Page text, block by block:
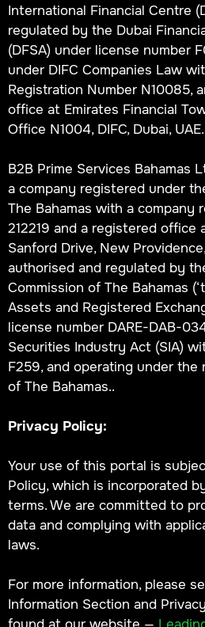
International Financial Centre
regulated by the Dubai
(DFSA) under license number
under DIFC Companies Law
Registration Number N10085,
office at Emirates Financial
Office N1004, DIFC, Dubai, UAE.
B2B Prime Services Bahamas
a company registered under
The Bahamas with a company
212219 and a registered office
Sanford Drive, New
authorised and regulated by
Commission of The Bahamas
Assets and Registered
license number DARE-DAB-
Securities Industry Act (SIA)
F259, and operating under the
of The Bahamas..
Privacy Policy:
Your use of this portal is
Policy, which is incorporated
terms. We are committed to
data and complying with
laws.
For more information, please
Information Section and